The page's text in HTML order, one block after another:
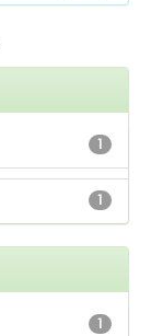
1
1
1